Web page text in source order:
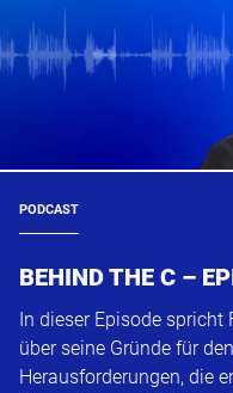
PODCAST
BEHIND THE C –
In dieser Episode
über seine Gründe für
Herausforderungen, die